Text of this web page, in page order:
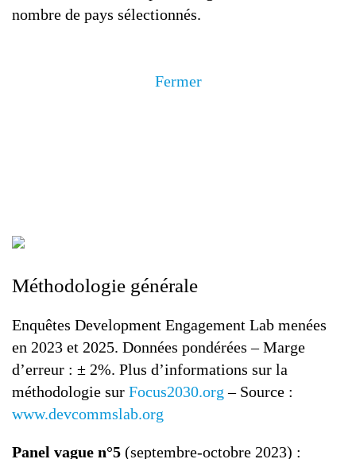
nombre de pays sélectionnés.
Fermer
Méthodologie générale
Enquêtes Development Engagement Lab menées
en 2023 et 2025. Données pondérées – Marge
d’erreur : ± 2%. Plus d’informations sur la
méthodologie sur Focus2030.org – Source :
www.devcommslab.org
Panel vague n°5 (septembre-octobre 2023) :